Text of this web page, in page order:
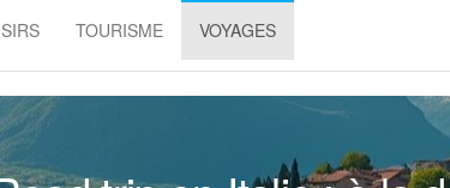
TOURISME VOYAGES